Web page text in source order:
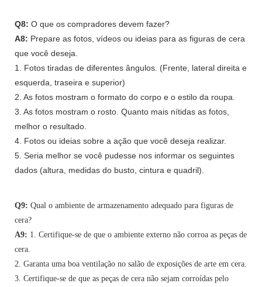
Q8: O que os compradores devem fazer?
A8: Prepare as fotos, vídeos ou ideias para as figuras de cera
que você deseja.
1. Fotos tiradas de diferentes ângulos. (Frente, lateral direita e
esquerda, traseira e superior)
2. As fotos mostram o formato do corpo e o estilo da roupa.
3. As fotos mostram o rosto. Quanto mais nítidas as fotos,
melhor o resultado.
4. Fotos ou ideias sobre a ação que você deseja realizar.
5. Seria melhor se você pudesse nos informar os seguintes
dados (altura, medidas do busto, cintura e quadril).
Q9: Qual o ambiente de armazenamento adequado para figuras de
cera?
A9: 1. Certifique-se de que o ambiente externo não corroa as peças de
cera.
2. Garanta uma boa ventilação no salão de exposições de arte em cera.
3. Certifique-se de que as peças de cera não sejam corroídas pelo